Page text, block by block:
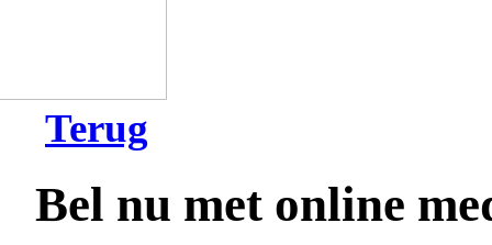
Terug
Bel nu met online